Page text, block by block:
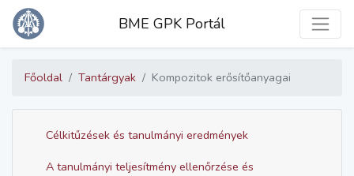
BME GPK Portál
Főoldal Tantárgyak Kompozitok erősítőanyagai
Célkitűzések és tanulmányi eredmények
A tanulmányi teljesítmény ellenőrzése és